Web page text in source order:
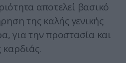
αποτελεί βασικό
της καλής γενικής
για την προστασία και